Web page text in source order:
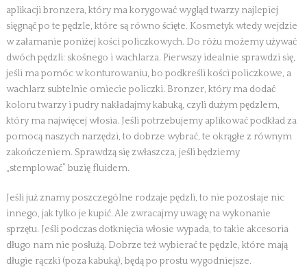
aplikacji bronzera, który ma korygować wygląd twarzy najlepiej
sięgnąć po te pędzle, które są równo ścięte. Kosmetyk wtedy wejdzie
w załamanie poniżej kości policzkowych. Do różu możemy używać
dwóch pędzli: skośnego i wachlarza. Pierwszy idealnie sprawdzi się,
jeśli ma pomóc w konturowaniu, bo podkreśli kości policzkowe, a
wachlarz subtelnie omiecie policzki. Bronzer, który ma dodać
koloru twarzy i pudry nakładajmy kabuką, czyli dużym pędzlem,
który ma najwięcej włosia. Jeśli potrzebujemy aplikować podkład za
pomocą naszych narzędzi, to dobrze wybrać, te okrągłe z równym
zakończeniem. Sprawdzą się zwłaszcza, jeśli będziemy
„stemplować” buzię fluidem.
Jeśli już znamy poszczególne rodzaje pędzli, to nie pozostaje nic
innego, jak tylko je kupić. Ale zwracajmy uwagę na wykonanie
sprzętu. Jeśli podczas dotknięcia włosie wypada, to takie akcesoria
długo nam nie posłużą. Dobrze też wybierać te pędzle, które mają
długie rączki (poza kabuką), będą po prostu wygodniejsze.